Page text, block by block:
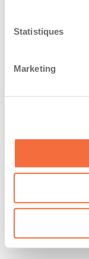
Statistiques
Marketing